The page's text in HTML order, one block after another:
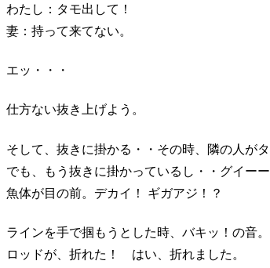
わたし：タモ出して！
妻：持って来てない。
エッ・・・
仕方ない抜き上げよう。
そして、抜きに掛かる・・その時、隣の人が
でも、もう抜きに掛かっているし・・グイー
魚体が目の前。デカイ！ ギガアジ！？
ラインを手で掴もうとした時、バキッ！の音。
ロッドが、折れた！ はい、折れました。